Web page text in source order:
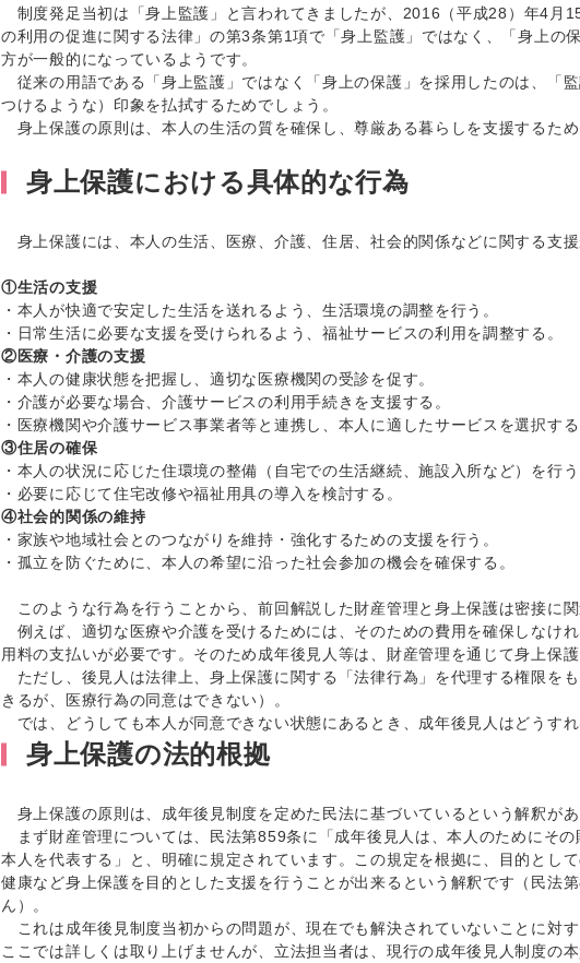
制度発足当初は「身上監護」と言われてきましたが、2016（平成28）年4月
の利用の促進に関する法律」の第3条第1項で「身上監護」ではなく、「身上の
方が一般的になっているようです。
従来の用語である「身上監護」ではなく「身上の保護」を採用したのは、「
つけるような）印象を払拭するためでしょう。
身上保護の原則は、本人の生活の質を確保し、尊厳ある暮らしを支援するため
身上保護における具体的な行為
身上保護には、本人の生活、医療、介護、住居、社会的関係などに関する支
①生活の支援
・本人が快適で安定した生活を送れるよう、生活環境の調整を行う。
・日常生活に必要な支援を受けられるよう、福祉サービスの利用を調整する。
②医療・介護の支援
・本人の健康状態を把握し、適切な医療機関の受診を促す。
・介護が必要な場合、介護サービスの利用手続きを支援する。
・医療機関や介護サービス事業者等と連携し、本人に適したサービスを選択する
③住居の確保
・本人の状況に応じた住環境の整備（自宅での生活継続、施設入所など）を行う
・必要に応じて住宅改修や福祉用具の導入を検討する。
④社会的関係の維持
・家族や地域社会とのつながりを維持・強化するための支援を行う。
・孤立を防ぐために、本人の希望に沿った社会参加の機会を確保する。
このような行為を行うことから、前回解説した財産管理と身上保護は密接に関
例えば、適切な医療や介護を受けるためには、そのための費用を確保しなけ
用料の支払いが必要です。そのため成年後見人等は、財産管理を通じて身上保
ただし、後見人は法律上、身上保護に関する「法律行為」を代理する権限を
きるが、医療行為の同意はできない）。
では、どうしても本人が同意できない状態にあるとき、成年後見人はどうす
身上保護の法的根拠
身上保護の原則は、成年後見制度を定めた民法に基づいているという解釈があ
まず財産管理については、民法第859条に「成年後見人は、本人のためにそ
本人を代表する」と、明確に規定されています。この規定を根拠に、目的とし
健康など身上保護を目的とした支援を行うことが出来るという解釈です（民法
ん）。
これは成年後見制度当初からの問題が、現在でも解決されていないことに対
ここでは詳しくは取り上げませんが、立法担当者は、現行の成年後見人制度の